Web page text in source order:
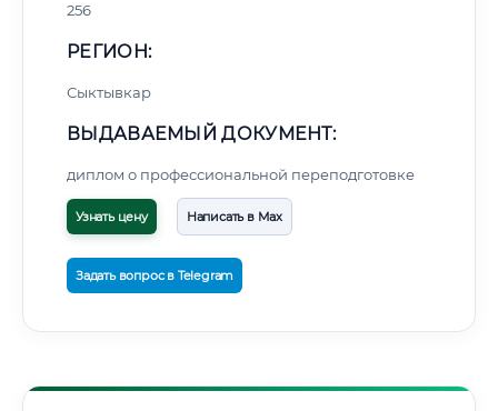
256
РЕГИОН:
Сыктывкар
ВЫДАВАЕМЫЙ ДОКУМЕНТ:
диплом о профессиональной переподготовке
Узнать цену Написать в Max
Задать вопрос в Telegram